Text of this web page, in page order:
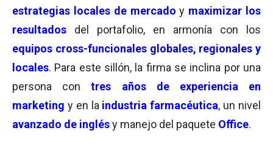
estrategias locales de mercado y maximizar los
resultados del portafolio, en armonía con los
equipos cross-funcionales globales, regionales y
locales. Para este sillón, la firma se inclina por una
persona contres años de experiencia en
marketing y en la industria farmacéutica, un nivel
avanzado de inglésy manejo del paquete Office.